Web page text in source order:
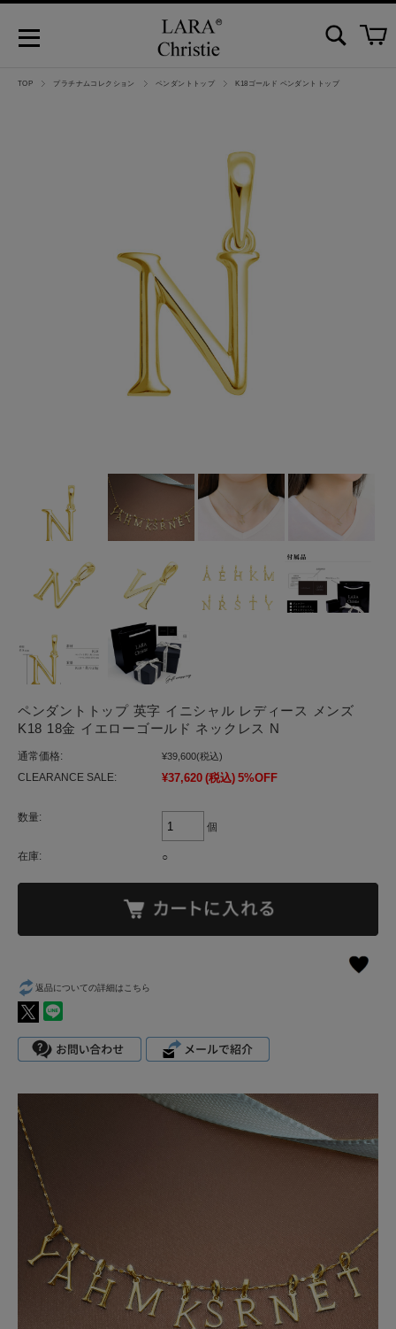
TOP プラチナムコレクション ペンダントトップ K18ゴールド ペンダントトップ
ペンダントトップ 英字 イニシャル レディース メンズ
K18 18金 イエローゴールド ネックレス N
通常価格: ¥39,600(税込)
CLEARANCE SALE: ¥37,620 (税込) 5%OFF
数量:
個
在庫: ○
返品についての詳細はこちら